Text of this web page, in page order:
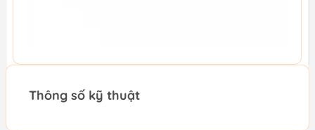
Thông số kỹ thuật